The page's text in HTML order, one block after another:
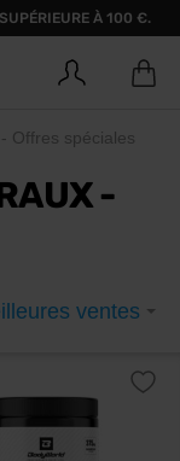
À 100 €.
Offres spéciales
-
ventes